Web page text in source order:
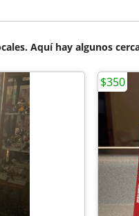
Aquí hay algunos
$350